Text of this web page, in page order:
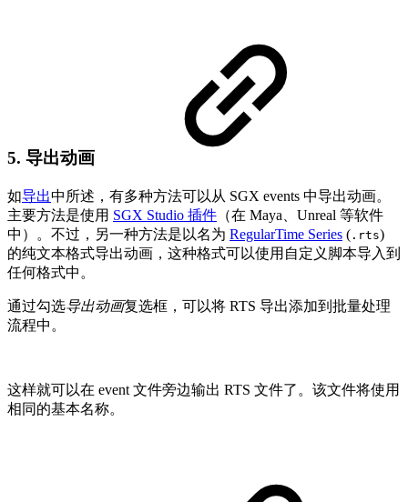
5. 导出动画
如导出中所述，有多种方法可以从 SGX events 中导出动画。
主要方法是使用 SGX Studio 插件 （在 Maya、Unreal 等软件
中）。不过，另一种方法是以名为 RegularTime Series ( .rts)
的纯文本格式导出动画，这种格式可以使用自定义脚本导入到
任何格式中。
通过勾选导出动画复选框，可以将 RTS 导出添加到批量处理
流程中。
这样就可以在 event 文件旁边输出 RTS 文件了。该文件将使用
相同的基本名称。